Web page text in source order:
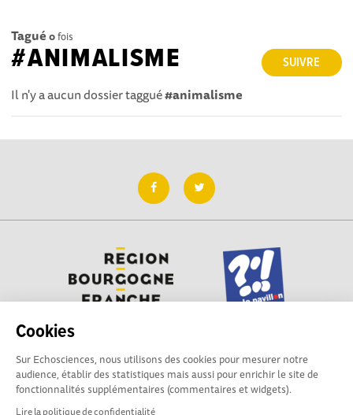
Cookies
Sur Echosciences, nous utilisons des cookies pour mesurer notre
audience, établir des statistiques mais aussi pour enrichir le site de
fonctionnalités supplémentaires (commentaires et widgets).
Lire la politique de confidentialité
Tagué 0fois
SUIVRE
#ANIMALISME
Il n'y a aucun dossier taggué#animalisme
Besoin d'aide pour utiliser Echosciences ? Écrivez vos
questions aux administrateurs de la plateforme
contact@pavillon-sciences.com